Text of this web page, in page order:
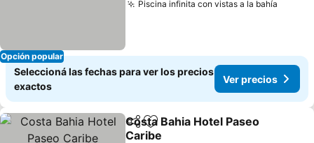
Opción popular
Piscina infinita con vistas a la bahía
Seleccioná las fechas para ver los precios
exactos
Ver precios
CompartirAñadir a favoritos
Costa Bahia Hotel Paseo
Caribe